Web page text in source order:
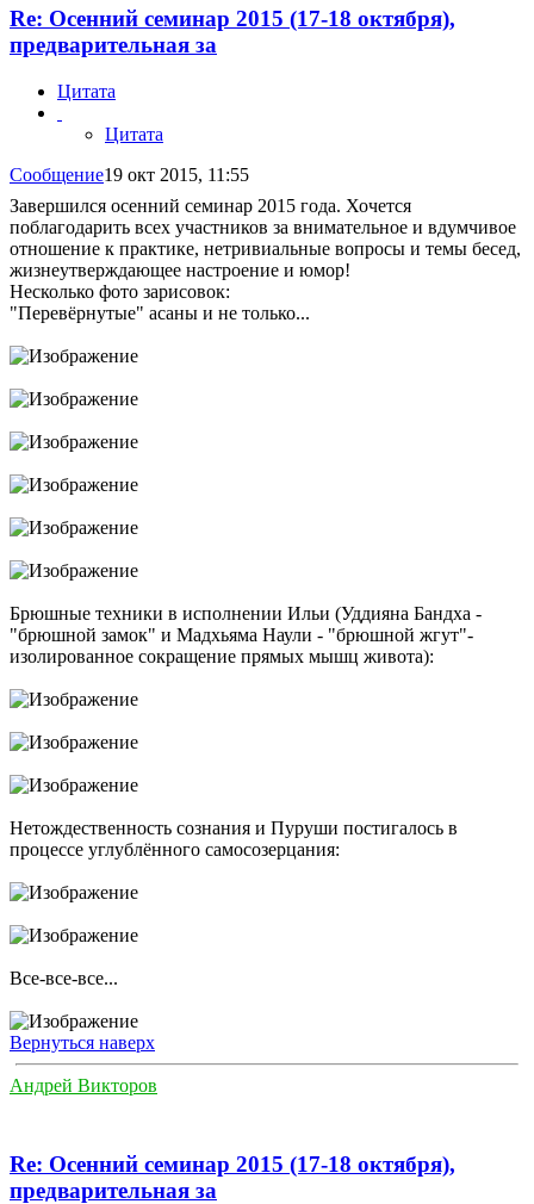
Re: Осенний семинар 2015 (17-18 октября),
предварительная за
Цитата
Цитата
Сообщение19 окт 2015, 11:55
Завершился осенний семинар 2015 года. Хочется
поблагодарить всех участников за внимательное и вдумчивое
отношение к практике, нетривиальные вопросы и темы бесед,
жизнеутверждающее настроение и юмор!
Несколько фото зарисовок:
"Перевёрнутые" асаны и не только...
Брюшные техники в исполнении Ильи (Уддияна Бандха -
"брюшной замок" и Мадхьяма Наули - "брюшной жгут"-
изолированное сокращение прямых мышц живота):
Нетождественность сознания и Пуруши постигалось в
процессе углублённого самосозерцания:
Все-все-все...
Вернуться наверх
Андрей Викторов
Re: Осенний семинар 2015 (17-18 октября),
предварительная за